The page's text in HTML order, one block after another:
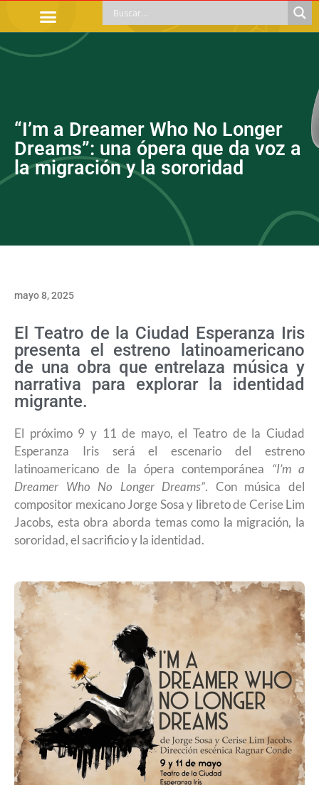
“I’m a Dreamer Who No Longer
Dreams”: una ópera que da voz a
la migración y la sororidad
mayo 8, 2025
El Teatro de la Ciudad Esperanza Iris
presenta el estreno latinoamericano
de una obra que entrelaza música y
narrativa para explorar la identidad
migrante.
El próximo 9 y 11 de mayo, el Teatro de la Ciudad
Esperanza Iris será el escenario del estreno
latinoamericano de la ópera contemporánea “I’m a
Dreamer Who No Longer Dreams”. Con música del
compositor mexicano Jorge Sosa y libreto de Cerise Lim
Jacobs, esta obra aborda temas como la migración, la
sororidad, el sacrificio y la identidad.